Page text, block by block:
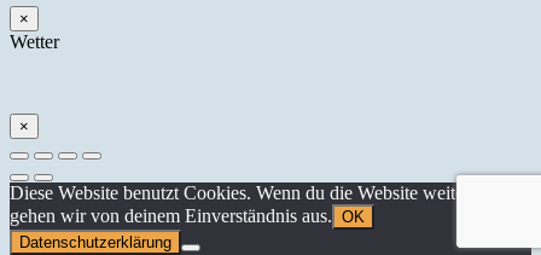
×
Wetter
×
Diese Website benutzt Cookies. Wenn du die Website weiter nutzt,
gehen wir von deinem Einverständnis aus. OK
Datenschutzerklärung